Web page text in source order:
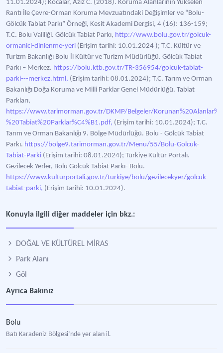
11.01.2024); Kocalar, Aziz C. (2018). Koruma Alanlarının Yükselen
Rantı İle Çevre-Orman Koruma Mevzuatındaki Değişimler ve “Bolu-
Gölcük Tabiat Parkı” Örneği, Kesit Akademi Dergisi, 4 (16): 136-159;
T.C. Bolu Valiliği. Gölcük Tabiat Parkı, http://www.bolu.gov.tr/golcuk-
ormanici-dinlenme-yeri (Erişim tarihi: 10.01.2024 ); T.C. Kültür ve
Turizm Bakanlığı Bolu İl Kültür ve Turizm Müdürlüğü. Gölcük Tabiat
Parkı – Merkez. https://bolu.ktb.gov.tr/TR-356954/golcuk-tabiat-
parki---merkez.html, (Erişim tarihi: 08.01.2024); T.C. Tarım ve Orman
Bakanlığı Doğa Koruma ve Milli Parklar Genel Müdürlüğü. Tabiat
Parkları,
https://www.tarimorman.gov.tr/DKMP/Belgeler/
%20Tabiat%20Parklar%C4%B1.pdf, (Erişim tarihi: 10.01.2024); T.C.
Tarım ve Orman Bakanlığı 9. Bölge Müdürlüğü. Bolu - Gölcük Tabiat
Parkı. https://bolge9.tarimorman.gov.tr/Menu/55/Bolu-Golcuk-
Tabiat-Parki (Erişim tarihi: 08.01.2024); Türkiye Kültür Portalı.
Gezilecek Yerler, Bolu Gölcük Tabiat Parkı- Bolu.
https://www.kulturportali.gov.tr/turkiye/bolu/gezilecekyer/golcuk-
tabiat-parki, (Erişim tarihi: 10.01.2024).
Konuyla ilgili diğer maddeler için bkz.:
DOĞAL VE KÜLTÜREL MİRAS
Park Alanı
Göl
Ayrıca Bakınız
Bolu
Batı Karadeniz Bölgesi’nde yer alan il.